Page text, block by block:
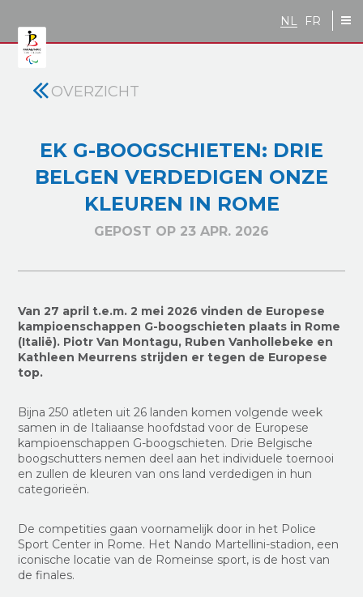
NL FR
OVERZICHT
EK G-BOOGSCHIETEN: DRIE
BELGEN VERDEDIGEN ONZE
KLEUREN IN ROME
GEPOST OP 23 APR. 2026
Van 27 april t.e.m. 2 mei 2026 vinden de Europese
kampioenschappen G-boogschieten plaats in Rome
(Italië). Piotr Van Montagu, Ruben Vanhollebeke en
Kathleen Meurrens strijden er tegen de Europese
top.
Bijna 250 atleten uit 26 landen komen volgende week
samen in de Italiaanse hoofdstad voor de Europese
kampioenschappen G-boogschieten. Drie Belgische
boogschutters nemen deel aan het individuele toernooi
en zullen de kleuren van ons land verdedigen in hun
categorieën.
De competities gaan voornamelijk door in het Police
Sport Center in Rome. Het Nando Martellini-stadion, een
iconische locatie van de Romeinse sport, is de host van
de finales.